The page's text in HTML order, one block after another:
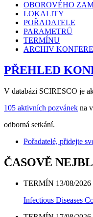
OBOROVÉHO
LOKALITY
POŘADATELE
PARAMETRŮ
TERMÍNU
ARCHIV
PŘEHLED
V databázi SCIRESCO je
105 aktivních pozvánek na
odborná setkání.
Pořadatelé, přidejte
ČASOVĚ
TERMÍN 13/08/2026
Infectious Diseases